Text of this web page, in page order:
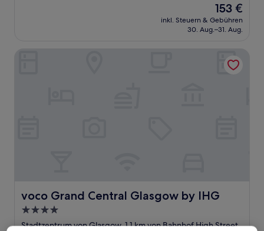
Der
Preis
beträgt
153 €
inkl. Steuern & Gebühren
30. Aug.–31. Aug.
voco Grand Central Glasgow by IHG
voco Grand Central Glasgow by IHG
4.0-
Sterne-
Stadtzentrum von Glasgow, 1,1 km von Bahnhof High Street